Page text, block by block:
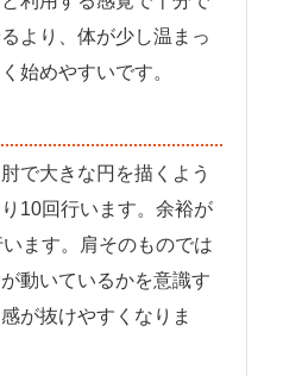
より、体が少し温まっ
始めやすいです。
で大きな円を描くよう
10回行います。余裕が
ます。肩そのものでは
動いているかを意識す
が抜けやすくなりま